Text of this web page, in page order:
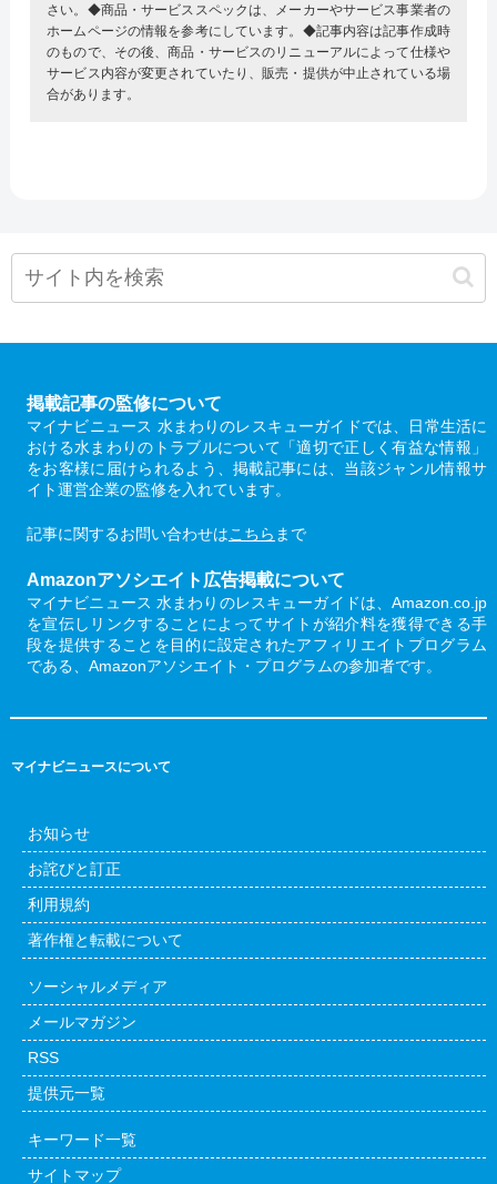
さい。◆商品・サービススペックは、メーカーやサービス事業者の
ホームページの情報を参考にしています。◆記事内容は記事作成時
のもので、その後、商品・サービスのリニューアルによって仕様や
サービス内容が変更されていたり、販売・提供が中止されている場
合があります。
掲載記事の監修について
マイナビニュース 水まわりのレスキューガイドでは、日常生活に
おける水まわりのトラブルについて「適切で正しく有益な情報」
をお客様に届けられるよう、掲載記事には、当該ジャンル情報サ
イト運営企業の監修を入れています。
記事に関するお問い合わせはこちら まで
Amazonアソシエイト広告掲載について
マイナビニュース 水まわりのレスキューガイドは、Amazon.co.jp
を宣伝しリンクすることによってサイトが紹介料を獲得できる手
段を提供することを目的に設定されたアフィリエイトプログラム
である、Amazonアソシエイト・プログラムの参加者です。
マイナビニュースについて
お知らせ
お詫びと訂正
利用規約
著作権と転載について
ソーシャルメディア
メールマガジン
RSS
提供元一覧
キーワード一覧
サイトマップ